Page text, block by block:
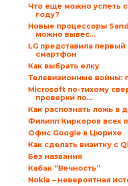
Что еще можно успеть
году?
Новые процессоры
можно вывес...
LG представила
смартфон
Как выбрать елку
Телевизионные войны:
Microsoft по-тихому
проверки по...
Как распознать ложь в
Филипп Киркоров всех
Офис Google в Цюрихе
Как сделать визитку с
Без названия
Кабак “Вечность”
Nokia – невероятная